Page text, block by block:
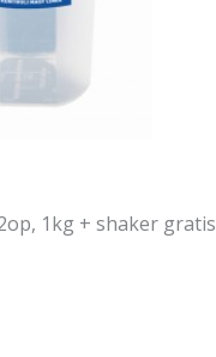
1kg + shaker gratis